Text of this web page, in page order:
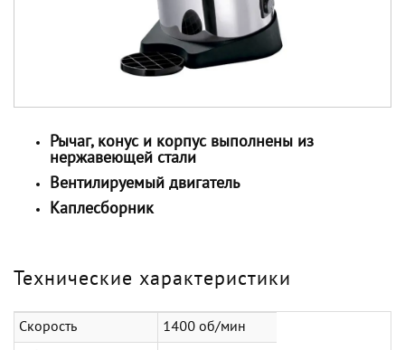
Рычаг, конус и корпус выполнены из
нержавеющей стали
Вентилируемый двигатель
Каплесборник
Технические характеристики
Скорость 1400 об/мин